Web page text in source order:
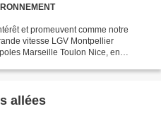
et promeuvent comme notre
vitesse LGV Montpellier
Marseille Toulon Nice, en
allées